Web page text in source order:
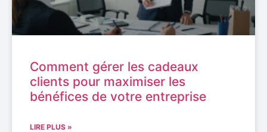
Comment gérer les cadeaux
clients pour maximiser les
bénéfices de votre entreprise
LIRE PLUS »